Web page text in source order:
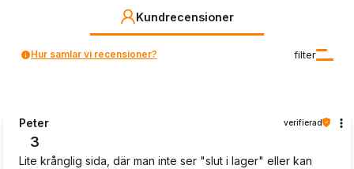
Kundrecensioner
filter
Hur samlar vi recensioner?
Peter verifierad
3
Lite krånglig sida, där man inte ser "slut i lager" eller kan